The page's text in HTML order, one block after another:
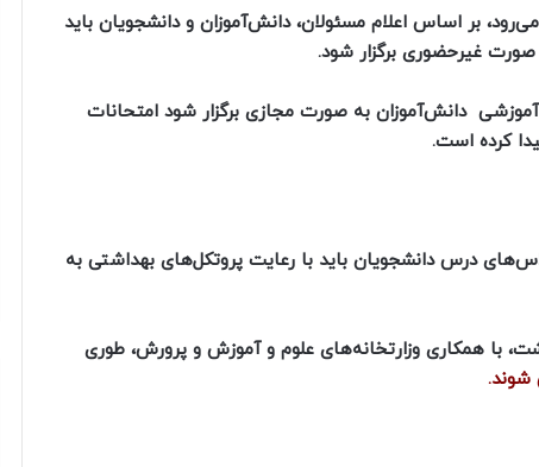
بر اساس اعلام مسئولان، دانش‌آموزان و دانشجویان باید
غیرحضوری برگزار شود.
دانش‌آموزان به صورت مجازی برگزار شود امتحانات
کرده است.
درس دانشجویان باید با رعایت پروتکل‌های بهداشتی به
با همکاری وزارتخانه‌های علوم و آموزش و پرورش، طوری
شوند.